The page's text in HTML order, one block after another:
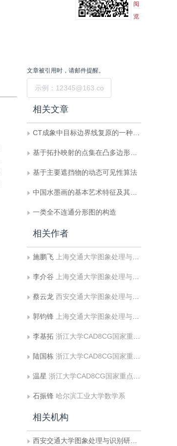
阅
览
文章被引用时，请邮件提醒。
相关文章
CT成象中目标边界线复原的一种方法
基于拓扑映射的点集在凸多边形内外判断算法
基于主要遮挡物的动态可见性算法
中国水墨画的基本艺术特征及其计算机仿真实现
一类全不连通分形图的构造
相关作者
施鹏飞 上海交通大学图象处理与模式识别研究所
李介谷 上海交通大学图象处理与模式识别研究所
蔡云龙 西安交通大学图象处理与识别研究所
郭钧锋 上海交通大学图象处理与模式识别研究所
李基拓 浙江大学CAD8CG国家重点实验室
陆国栋 浙江大学CAD8CG国家重点实验室
温星 浙江大学CAD8CG国家重点实验室
石振锋 哈尔滨工业大学数学系
相关机构
西安交通大学图象处理与识别研究所